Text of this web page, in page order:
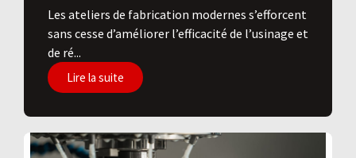
Les ateliers de fabrication modernes s’efforcent
sans cesse d’améliorer l’efficacité de l’usinage et
de ré...
Lire la suite